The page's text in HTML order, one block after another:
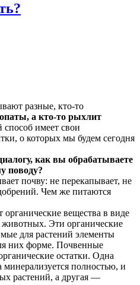
разные, кто-то
а кто-то рыхлит
способ имеет свои
о которых мы будем сегодня
как вы обрабатываете
поводу?
почву: не перекапывает, не
Чем же питаются
вещества в виде
животных. Эти органические
для растений элементы
них форме. Почвенные
остатки. Одна
минерализуется полностью, и
растений, а другая —